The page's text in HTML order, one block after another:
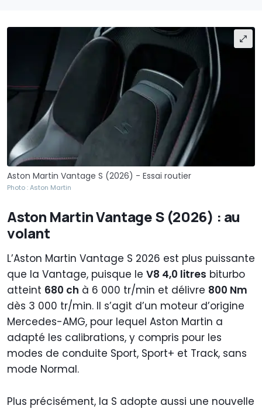
Aston Martin Vantage S (2026) - Essai routier
Photo : Aston Martin
Aston Martin Vantage S (2026) : au
volant
L’Aston Martin Vantage S 2026 est plus puissante
que la Vantage, puisque le V8 4,0 litres biturbo
atteint 680 ch à 6 000 tr/min et délivre 800 Nm
dès 3 000 tr/min. Il s’agit d’un moteur d’origine
Mercedes-AMG, pour lequel Aston Martin a
adapté les calibrations, y compris pour les
modes de conduite Sport, Sport+ et Track, sans
mode Normal.
Plus précisément, la S adopte aussi une nouvelle